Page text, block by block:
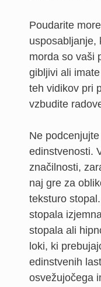
Poudarite
usposabljanje,
morda so vaši
gibljivi ali
teh vidikov pri
vzbudite
Ne
edinstvenosti.
značilnosti,
naj gre za
teksturo
stopala
stopala ali
loki, ki
edinstvenih
osvežujočega